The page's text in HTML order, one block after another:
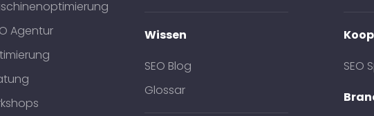
Agentur
Wissen
SEO Blog
Glossar
SEO